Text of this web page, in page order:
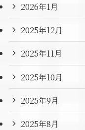
2026年1月
2025年12月
2025年11月
2025年10月
2025年9月
2025年8月